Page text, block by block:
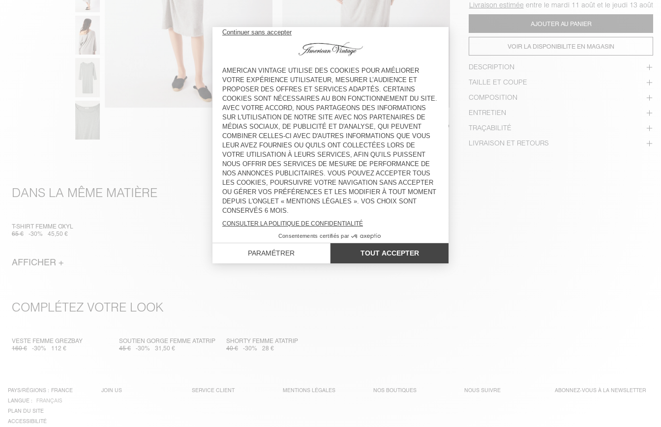
Livraison estimée entre le mardi 11 août et le jeudi 13 août
AJOUTER AU PANIER
VOIR LA DISPONIBILITE EN MAGASIN
DESCRIPTION
TAILLE ET COUPE
COMPOSITION
ENTRETIEN
TRAÇABILITÉ
LIVRAISON ET RETOURS
DANS LA MÊME MATIÈRE
T-SHIRT FEMME OXYL
65 €
-30% 45,50 €
AFFICHER +
COMPLÉTEZ VOTRE LOOK
VESTE FEMME GREZBAY
160 €
-30% 112 €
SOUTIEN GORGE FEMME ATATRIP
45 €
-30% 31,50 €
SHORTY FEMME ATATRIP
40 €
-30% 28 €
PAYS/RÉGIONS : FRANCE
LANGUE :
FRANÇAIS
PLAN DU SITE
ACCESSIBILITÉ
JOIN US SERVICE CLIENT MENTIONS LÉGALES NOS BOUTIQUES NOUS SUIVRE ABONNEZ-VOUS À LA NEWSLETTER